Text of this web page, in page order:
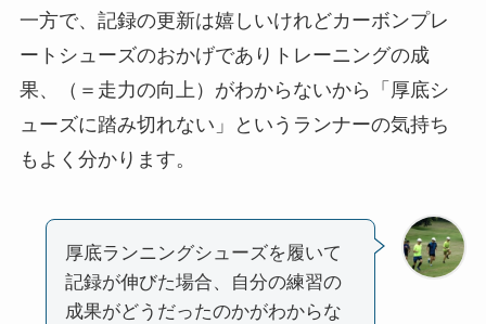
一方で、記録の更新は嬉しいけれどカーボンプレ
ートシューズのおかげでありトレーニングの成
果、（＝走力の向上）がわからないから「厚底シ
ューズに踏み切れない」というランナーの気持ち
もよく分かります。
厚底ランニングシューズを履いて
記録が伸びた場合、自分の練習の
成果がどうだったのかがわからな